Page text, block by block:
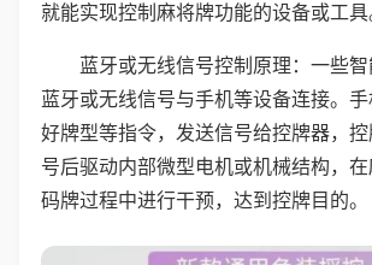
就能实现控制麻将牌功能的设备或工具
蓝牙或无线信号控制原理：一些
蓝牙或无线信号与手机等设备连接。
好牌型等指令，发送信号给控牌器，
号后驱动内部微型电机或机械结构，在
码牌过程中进行干预，达到控牌目的。